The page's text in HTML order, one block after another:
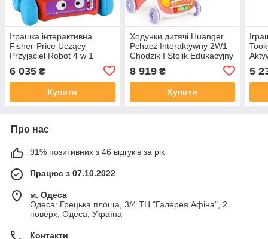
Іграшка інтерактивна
Fisher-Price Uczący
Przyjaciel Robot 4 w 1
6 035 ₴
Купити
Ходунки дитячі Huanger
Pchacz Interaktywny 2W1
Chodzik I Stolik Edukacyjny
8 919₴
Купити
5
Про нас
91% позитивних з 46 відгуків за рік
Працює з 07.10.2022
м. Одеса
Одеса: Грецька площа, 3/4 ТЦ "Галерея Афіна", 2
поверх, Одеса, Україна
Контакти